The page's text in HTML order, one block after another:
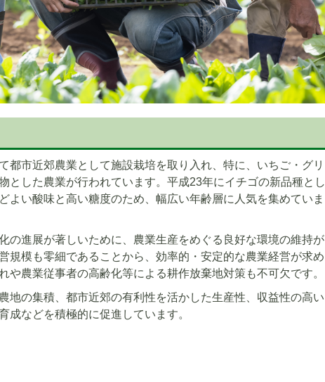
都市近郊農業として施設栽培を取り入れ、特に、いちご・グリ
とした農業が行われています。平成23年にイチゴの新品種とし
よい酸味と高い糖度のため、幅広い年齢層に人気を集めていま
の進展が著しいために、農業生産をめぐる良好な環境の維持が
規模も零細であることから、効率的・安定的な農業経営が求め
や農業従事者の高齢化等による耕作放棄地対策も不可欠です。
地の集積、都市近郊の有利性を活かした生産性、収益性の高い
成などを積極的に促進しています。